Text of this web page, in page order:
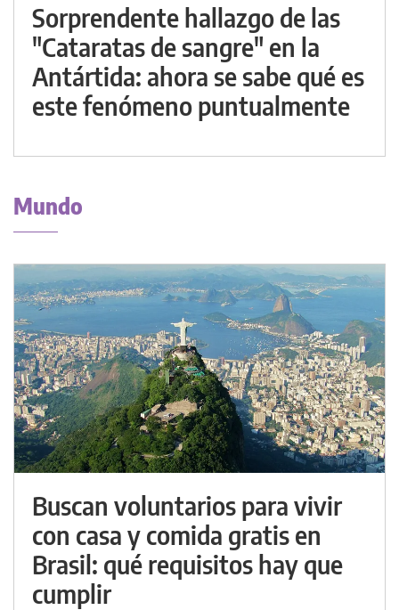
Sorprendente hallazgo de las
"Cataratas de sangre" en la
Antártida: ahora se sabe qué es
este fenómeno puntualmente
Mundo
Buscan voluntarios para vivir
con casa y comida gratis en
Brasil: qué requisitos hay que
cumplir